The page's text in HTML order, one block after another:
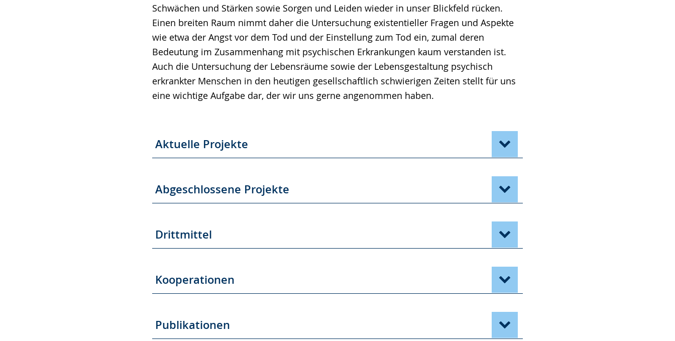
Schwächen und Stärken sowie Sorgen und Leiden wieder in unser Blickfeld rücken.
Einen breiten Raum nimmt daher die Untersuchung existentieller Fragen und Aspekte
wie etwa der Angst vor dem Tod und der Einstellung zum Tod ein, zumal deren
Bedeutung im Zusammenhang mit psychischen Erkrankungen kaum verstanden ist.
Auch die Untersuchung der Lebensräume sowie der Lebensgestaltung psychisch
erkrankter Menschen in den heutigen gesellschaftlich schwierigen Zeiten stellt für uns
eine wichtige Aufgabe dar, der wir uns gerne angenommen haben.
Aktuelle Projekte
Abgeschlossene Projekte
Drittmittel
Kooperationen
Publikationen